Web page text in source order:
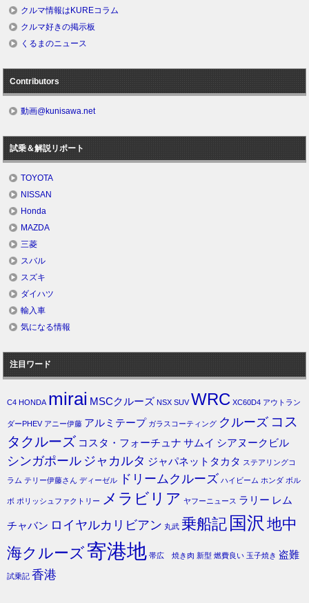
クルマ情報はKUREコラム
クルマ好きの掲示板
くるまのニュース
Contributors
動画@kunisawa.net
試乗＆解説リポート
TOYOTA
NISSAN
Honda
MAZDA
三菱
スバル
スズキ
ダイハツ
輸入車
気になる情報
注目ワード
C4 HONDA mirai MSCクルーズ NSX SUV WRC XC60D4 アウトラン
ダーPHEV アニー伊藤 アルミテープ ガラスコーティング クルーズ コス
タクルーズ コスタ・フォーチュナ サムイ シアヌークビル
シンガポール ジャカルタ ジャパネットタカタ ステアリングコ
ラム テリー伊藤さん ディーゼル ドリームクルーズ ハイビーム ホンダ ボル
ボ ポリッシュファクトリー メラビリア ヤフーニュース ラリー レム
チャバン ロイヤルカリビアン 丸武 乗船記 国沢 地中
海クルーズ寄港地 帯広 焼き肉 新型 燃費良い 玉子焼き 盗難
試乗記 香港